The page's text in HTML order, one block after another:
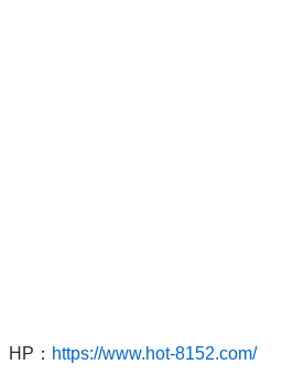
HP： https://www.hot-8152.com/